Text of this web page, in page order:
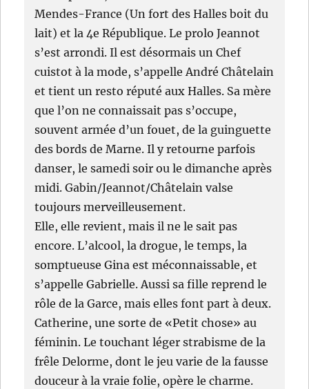
Mendes-France (Un fort des Halles boit du
lait) et la 4e République. Le prolo Jeannot
s’est arrondi. Il est désormais un Chef
cuistot à la mode, s’appelle André Châtelain
et tient un resto réputé aux Halles. Sa mère
que l’on ne connaissait pas s’occupe,
souvent armée d’un fouet, de la guinguette
des bords de Marne. Il y retourne parfois
danser, le samedi soir ou le dimanche après
midi. Gabin/Jeannot/Châtelain valse
toujours merveilleusement.
Elle, elle revient, mais il ne le sait pas
encore. L’alcool, la drogue, le temps, la
somptueuse Gina est méconnaissable, et
s’appelle Gabrielle. Aussi sa fille reprend le
rôle de la Garce, mais elles font part à deux.
Catherine, une sorte de «Petit chose» au
féminin. Le touchant léger strabisme de la
frêle Delorme, dont le jeu varie de la fausse
douceur à la vraie folie, opère le charme.